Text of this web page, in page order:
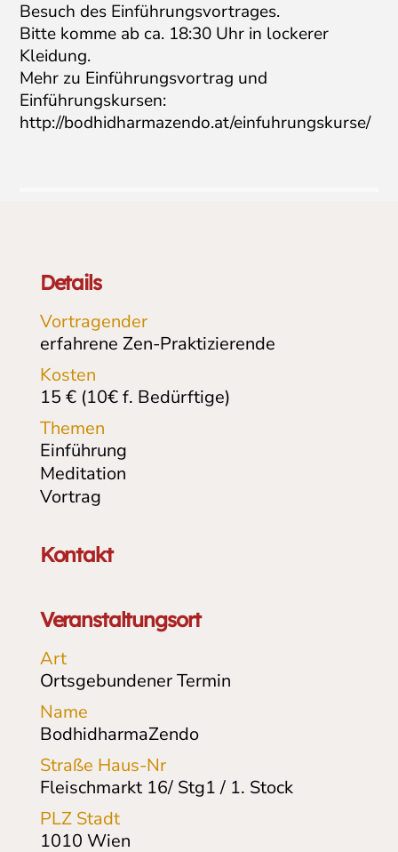
Besuch des Einführungsvortrages.
Bitte komme ab ca. 18:30 Uhr in lockerer
Kleidung.
Mehr zu Einführungsvortrag und
Einführungskursen:
http://bodhidharmazendo.at/einfuhrungskurse/
Details
Vortragender
erfahrene Zen-Praktizierende
Kosten
15 € (10€ f. Bedürftige)
Themen
Einführung
Meditation
Vortrag
Kontakt
Veranstaltungsort
Art
Ortsgebundener Termin
Name
BodhidharmaZendo
Straße Haus-Nr
Fleischmarkt 16/ Stg1 / 1. Stock
PLZ Stadt
1010 Wien